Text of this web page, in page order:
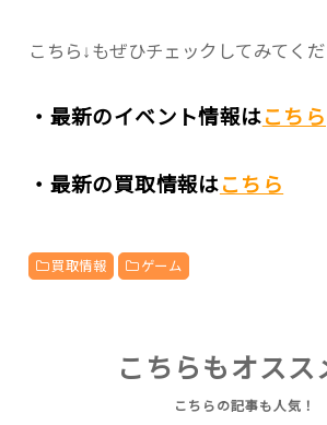
こちら↓もぜひチェックしてみてく
・最新のイベント情報はこちら
・最新の買取情報はこちら
買取情報 ゲーム
こちらもオスス